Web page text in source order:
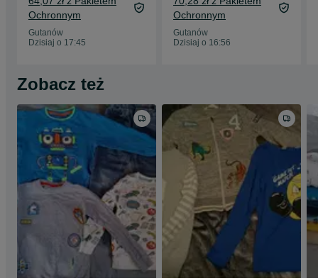
Ochronnym
Gutanów
Dzisiaj o 17:45
Ochronnym
Gutanów
Dzisiaj o 16:56
Zobacz też